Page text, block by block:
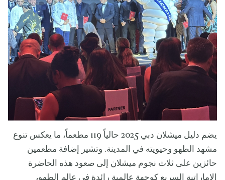
يضم دليل ميشلان دبي 2025 حالياً 119 مطعماً، ما يعكس تنوع
مشهد الطهو وحيويته في المدينة. وتشير إضافة مطعمين
حائزين على ثلاث نجوم ميشلان إلى صعود هذه الحاضرة
الإماراتية السريع كوجهة عالمية رائدة في عالم الطهو،